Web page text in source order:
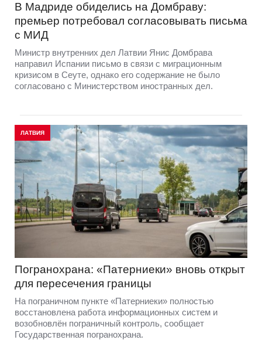
В Мадриде обиделись на Домбраву:
премьер потребовал согласовывать письма
с МИД
Министр внутренних дел Латвии Янис Домбрава
направил Испании письмо в связи с миграционным
кризисом в Сеуте, однако его содержание не было
согласовано с Министерством иностранных дел.
ЛАТВИЯ
Погранохрана: «Патерниеки» вновь открыт
для пересечения границы
На пограничном пункте «Патерниеки» полностью
восстановлена работа информационных систем и
возобновлён пограничный контроль, сообщает
Государственная погранохрана.